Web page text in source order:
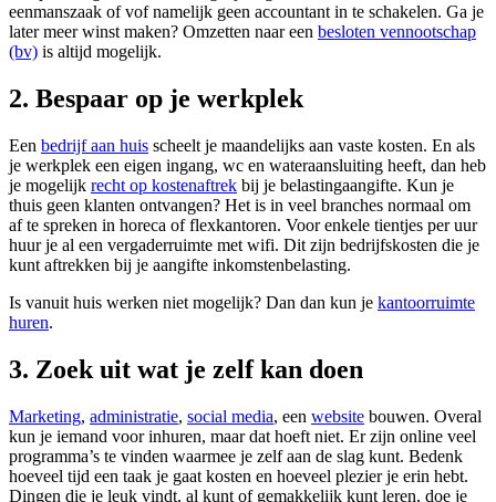
eenmanszaak of vof namelijk geen accountant in te schakelen. Ga je
later meer winst maken? Omzetten naar een besloten vennootschap
(bv) is altijd mogelijk.
2. Bespaar op je werkplek
Een bedrijf aan huis scheelt je maandelijks aan vaste kosten. En als
je werkplek een eigen ingang, wc en wateraansluiting heeft, dan heb
je mogelijk recht op kostenaftrek bij je belastingaangifte. Kun je
thuis geen klanten ontvangen? Het is in veel branches normaal om
af te spreken in horeca of flexkantoren. Voor enkele tientjes per uur
huur je al een vergaderruimte met wifi. Dit zijn bedrijfskosten die je
kunt aftrekken bij je aangifte inkomstenbelasting.
Is vanuit huis werken niet mogelijk? Dan dan kun je kantoorruimte
huren.
3. Zoek uit wat je zelf kan doen
Marketing, administratie, social media, een website bouwen. Overal
kun je iemand voor inhuren, maar dat hoeft niet. Er zijn online veel
programma’s te vinden waarmee je zelf aan de slag kunt. Bedenk
hoeveel tijd een taak je gaat kosten en hoeveel plezier je erin hebt.
Dingen die je leuk vindt, al kunt of gemakkelijk kunt leren, doe je